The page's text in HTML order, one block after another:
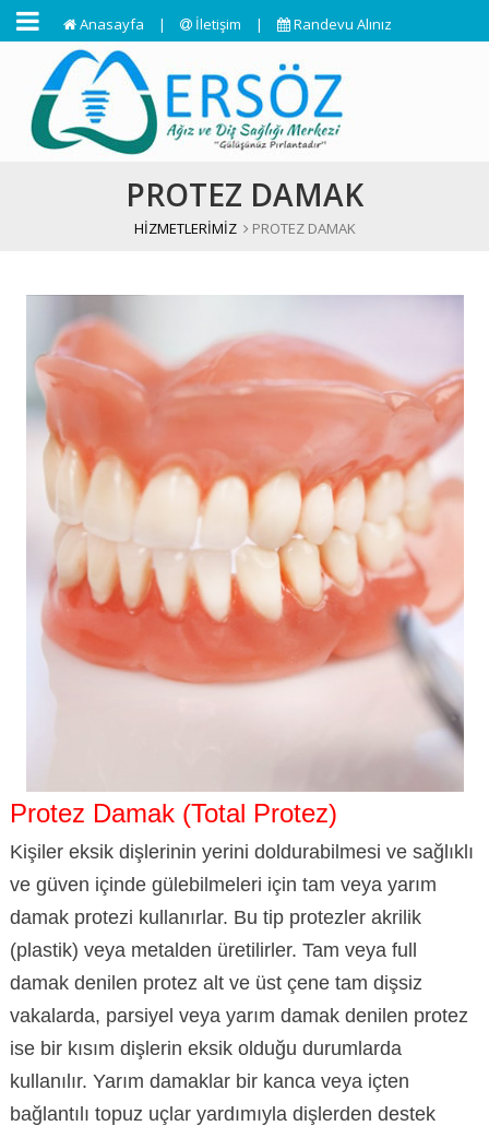
Anasayfa | İletişim | Randevu Alınız
PROTEZ DAMAK
HİZMETLERİMİZ PROTEZ DAMAK
Protez Damak (Total Protez)
Kişiler eksik dişlerinin yerini doldurabilmesi ve sağlıklı
ve güven içinde gülebilmeleri için tam veya yarım
damak protezi kullanırlar. Bu tip protezler akrilik
(plastik) veya metalden üretilirler. Tam veya full
damak denilen protez alt ve üst çene tam dişsiz
vakalarda, parsiyel veya yarım damak denilen protez
ise bir kısım dişlerin eksik olduğu durumlarda
kullanılır. Yarım damaklar bir kanca veya içten
bağlantılı topuz uçlar yardımıyla dişlerden destek